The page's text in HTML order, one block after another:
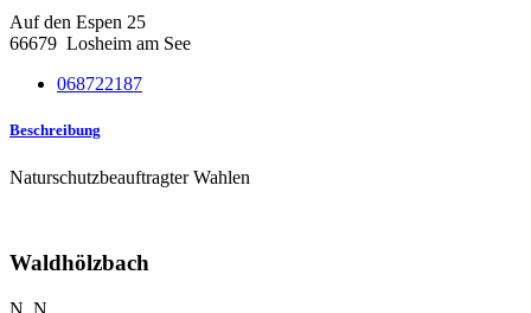
Auf den Espen 25
66679 Losheim am See
068722187
Beschreibung
Naturschutzbeauftragter Wahlen
Waldhölzbach
N. N.